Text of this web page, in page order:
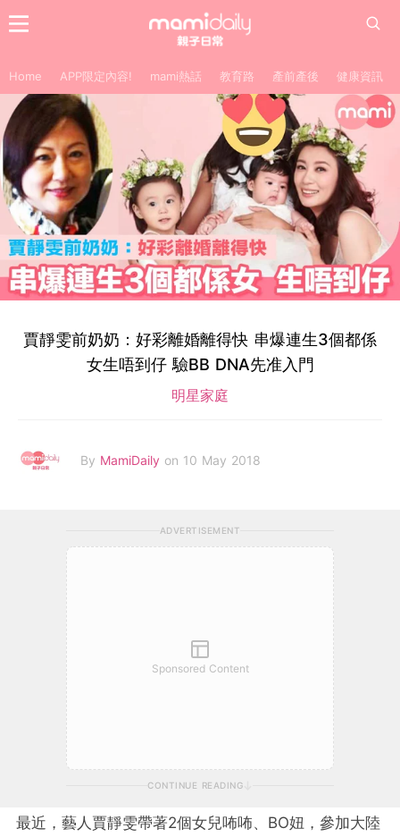
Home APP限定內容! mami熱話 教育路 產前產後 健康資訊
賈靜雯前奶奶：好彩離婚離得快 串爆連生3個都係
女生唔到仔 驗BB DNA先准入門
明星家庭
By MamiDaily on 10 May 2018
ADVERTISEMENT
Sponsored Content
CONTINUE READING
最近，藝人賈靜雯帶著2個女兒咘咘、BO妞，參加大陸